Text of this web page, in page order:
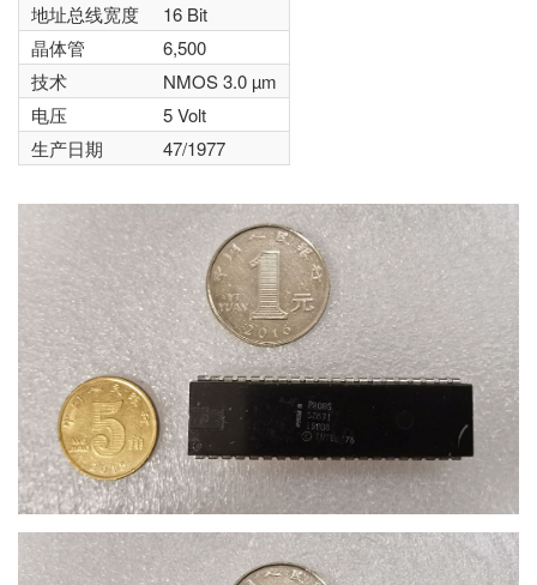
地址总线宽度
16 Bit
晶体管
6,500
技术
NMOS 3.0 µm
电压
5 Volt
生产日期
47/1977